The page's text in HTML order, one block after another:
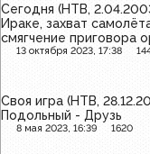
Сегодня (НТВ,
Ираке, захват
смягчение приговора
погрома на рынке в
13 октября 2023, 17:38
Своя игра (НТВ,
Подольный - Друзь
8 мая 2023, 16:39 1620